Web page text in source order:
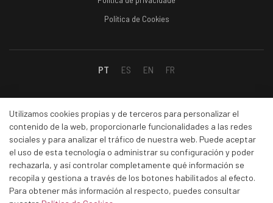
Política de Cookies
PT ES EN FR
Facebook
Linkedin
Instagram
Utilizamos cookies propias y de terceros para personalizar el
contenido de la web, proporcionarle funcionalidades a las redes
sociales y para analizar el tráfico de nuestra web. Puede aceptar
el uso de esta tecnología o administrar su configuración y poder
rechazarla, y así controlar completamente qué información se
recopila y gestiona a través de los botones habilitados al efecto.
Para obtener más información al respecto, puedes consultar